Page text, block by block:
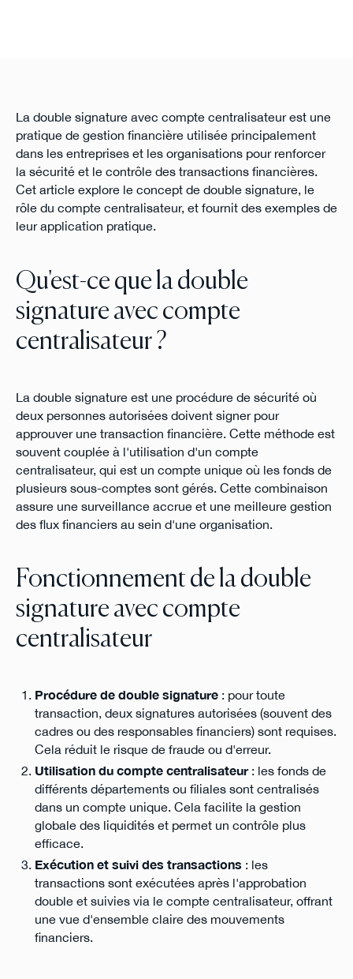
La double signature avec compte centralisateur est une
pratique de gestion financière utilisée principalement
dans les entreprises et les organisations pour renforcer
la sécurité et le contrôle des transactions financières.
Cet article explore le concept de double signature, le
rôle du compte centralisateur, et fournit des exemples de
leur application pratique.
Qu'est-ce que la double
signature avec compte
centralisateur ?
La double signature est une procédure de sécurité où
deux personnes autorisées doivent signer pour
approuver une transaction financière. Cette méthode est
souvent couplée à l'utilisation d'un compte
centralisateur, qui est un compte unique où les fonds de
plusieurs sous-comptes sont gérés. Cette combinaison
assure une surveillance accrue et une meilleure gestion
des flux financiers au sein d'une organisation.
Fonctionnement de la double
signature avec compte
centralisateur
Procédure de double signature: pour toute
transaction, deux signatures autorisées (souvent des
cadres ou des responsables financiers) sont requises.
Cela réduit le risque de fraude ou d'erreur.
Utilisation du compte centralisateur: les fonds de
différents départements ou filiales sont centralisés
dans un compte unique. Cela facilite la gestion
globale des liquidités et permet un contrôle plus
efficace.
Exécution et suivi des transactions : les
transactions sont exécutées après l'approbation
double et suivies via le compte centralisateur, offrant
une vue d'ensemble claire des mouvements
financiers.